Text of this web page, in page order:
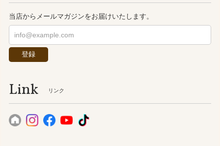
当店からメールマガジンをお届けいたします。
登録
Link リンク